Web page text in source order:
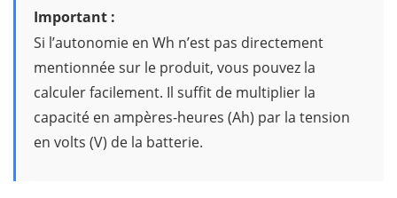
Important :
Si l’autonomie en Wh n’est pas directement
mentionnée sur le produit, vous pouvez la
calculer facilement. Il suffit de multiplier la
capacité en ampères-heures (Ah) par la tension
en volts (V) de la batterie.